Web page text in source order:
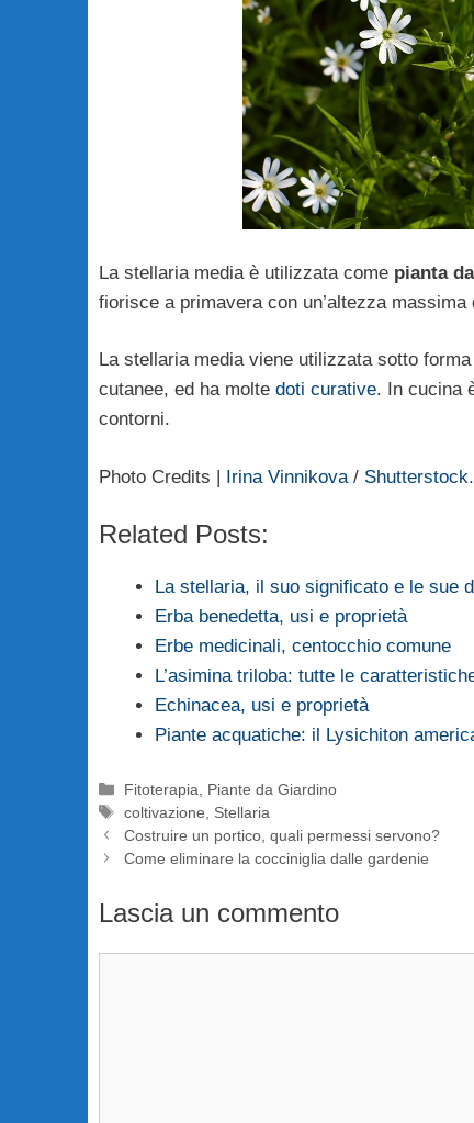
La stellaria media è utilizzata come pianta
fiorisce a primavera con un’altezza massima
La stellaria media viene utilizzata sotto forma
cutanee, ed ha molte doti curative. In cucina
contorni.
Photo Credits | Irina Vinnikova/
Related Posts:
La stellaria, il suo significato e le sue
Erba benedetta, usi e proprietà
Erbe medicinali, centocchio comune
L’asimina triloba: tutte le
Echinacea, usi e proprietà
Piante acquatiche: il Lysichiton
Categorie
Fitoterapia
Piante da Giardino
Tag
coltivazione
Stellaria
Costruire un portico, quali permessi servono?
Come eliminare la cocciniglia dalle gardenie
Lascia un commento